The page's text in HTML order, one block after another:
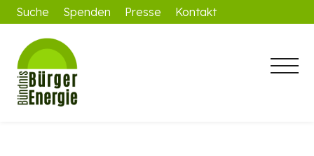
Suche Spenden Presse Kontakt